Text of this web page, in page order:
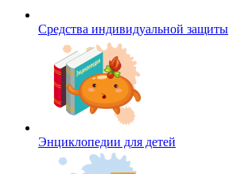
Средства индивидуальной защиты
Энциклопедии для детей